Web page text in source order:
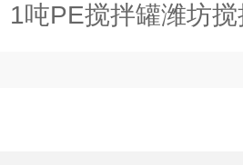
1吨PE搅拌罐潍坊